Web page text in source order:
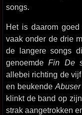
songs.
Het is daarom
vaak onder de drie
de langere songs
genoemdeFin De
allebei richting de
en beukende Abuser
klinkt de band op
strak aangetrokken